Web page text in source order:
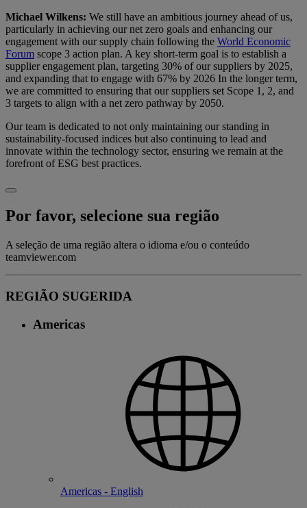
Michael Wilkens: We still have an ambitious journey ahead of us,
particularly in achieving our net zero goals and enhancing our
engagement with our supply chain following the World Economic
Forum scope 3 action plan. A key short-term goal is to establish a
supplier engagement plan, targeting 30% of our suppliers by 2025,
and expanding that to engage with 67% by 2026 In the longer term,
we are committed to ensuring that our suppliers set Scope 1, 2, and
3 targets to align with a net zero pathway by 2050.
Our team is dedicated to not only maintaining our standing in
sustainability-focused indices but also continuing to lead and
innovate within the technology sector, ensuring we remain at the
forefront of ESG best practices.
Por favor, selecione sua região
A seleção de uma região altera o idioma e/ou o conteúdo
teamviewer.com
REGIÃO SUGERIDA
Americas
Americas - English